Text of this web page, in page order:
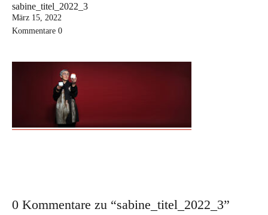
Serie Sinnliche Berührung
Aktuelle Kurstermine
Ausstellungen
sabine_titel_2022_3
März 15, 2022
Kommentare 0
0 Kommentare zu “sabine_titel_2022_3”